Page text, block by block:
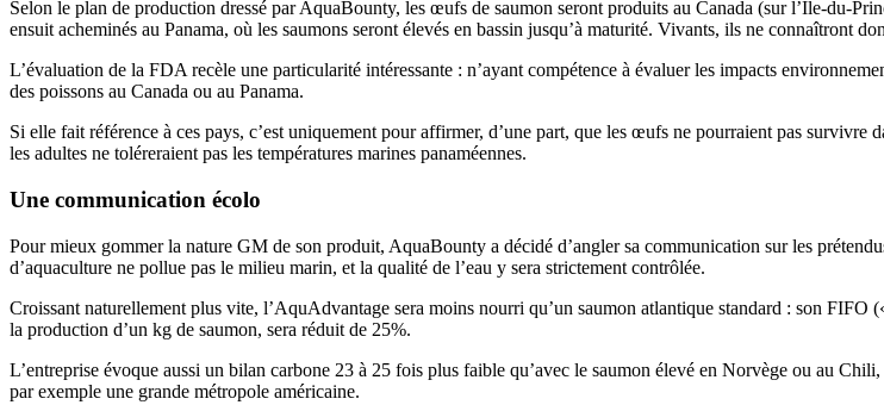
Selon le plan de production dressé par AquaBounty, les œufs de saumon seront produits au Canada (sur l’Ile-du-
ensuit acheminés au Panama, où les saumons seront élevés en bassin jusqu’à maturité. Vivants, ils ne connaîtront
L’évaluation de la FDA recèle une particularité intéressante : n’ayant compétence à évaluer les impacts
des poissons au Canada ou au Panama.
Si elle fait référence à ces pays, c’est uniquement pour affirmer, d’une part, que les œufs ne pourraient pas survivre
les adultes ne toléreraient pas les températures marines panaméennes.
Une communication écolo
Pour mieux gommer la nature GM de son produit, AquaBounty a décidé d’angler sa communication sur les
d’aquaculture ne pollue pas le milieu marin, et la qualité de l’eau y sera strictement contrôlée.
Croissant naturellement plus vite, l’AquAdvantage sera moins nourri qu’un saumon atlantique standard : son
la production d’un kg de saumon, sera réduit de 25%.
L’entreprise évoque aussi un bilan carbone 23 à 25 fois plus faible qu’avec le saumon élevé en Norvège ou au
par exemple une grande métropole américaine.